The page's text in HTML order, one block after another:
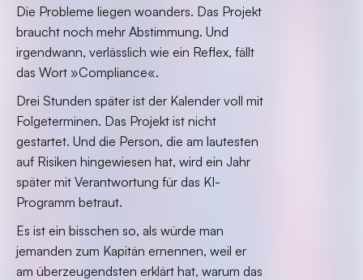
Die Probleme liegen woanders. Das Projekt
braucht noch mehr Abstimmung. Und
irgendwann, verlässlich wie ein Reflex, fällt
das Wort »Compliance«.
Drei Stunden später ist der Kalender voll mit
Folgeterminen. Das Projekt ist nicht
gestartet. Und die Person, die am lautesten
auf Risiken hingewiesen hat, wird ein Jahr
später mit Verantwortung für das KI-
Programm betraut.
Es ist ein bisschen so, als würde man
jemanden zum Kapitän ernennen, weil er
am überzeugendsten erklärt hat, warum das